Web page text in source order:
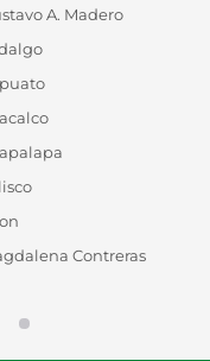
A. Madero
Contreras